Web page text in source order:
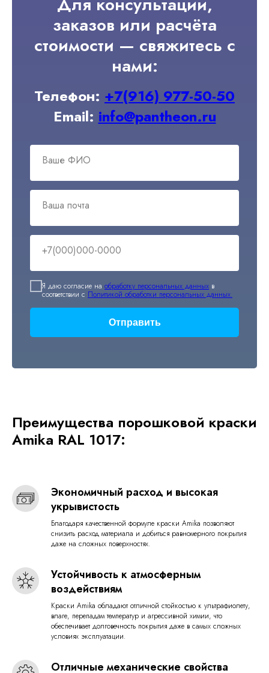
заказов или расчёта
стоимости — свяжитесь с
нами:
Телефон: +7(916) 977-50-50
Email: info@pantheon.ru
Ваше ФИО
Ваша почта
+7(000)000-0000
Я даю согласие на обработку персональных данных в
соответствии с Политикой обработки персональных данных.
Отправить
Преимущества порошковой краски
Amika RAL 1017:
Экономичный расход и высокая
укрывистость
Благодаря качественной формуле краски Amika позволяют
снизить расход материала и добиться равномерного покрытия
даже на сложных поверхностях.
Устойчивость к атмосферным
воздействиям
Краски Amika обладают отличной стойкостью к ультрафиолету,
влаге, перепадам температур и агрессивной химии, что
обеспечивает долговечность покрытия даже в самых сложных
условиях эксплуатации.
Отличные механические свойства